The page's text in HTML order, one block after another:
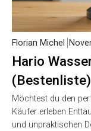
Hario
(Bestenliste)
Florian Michel
Möchtest du den
Käufer erleben
und unpraktischen